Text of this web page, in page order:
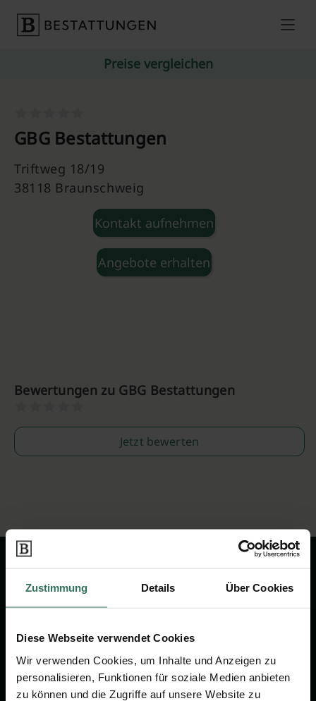
Zustimmung Details Über Cookies
Diese Webseite verwendet Cookies
Wir verwenden Cookies, um Inhalte und Anzeigen zu
personalisieren, Funktionen für soziale Medien anbieten
zu können und die Zugriffe auf unsere Website zu
Preise vergleichen
GBG Bestattungen
Triftweg 18/19
38118 Braunschweig
Kontakt aufnehmen
Angebote erhalten
Bewertungen zu GBG Bestattungen
Jetzt bewerten
Wir sind Ihr Ansprechpartner rund
Vorsorge.
Jetzt beraten lassen